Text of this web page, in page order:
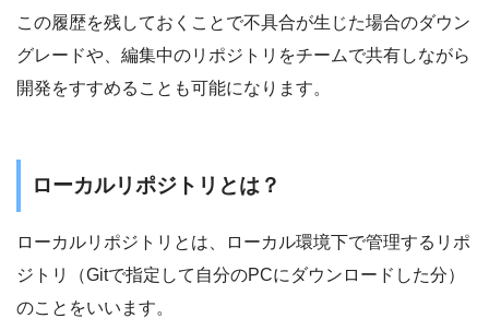
この履歴を残しておくことで不具合が生じた場合のダウン
グレードや、編集中のリポジトリをチームで共有しながら
開発をすすめることも可能になります。
ローカルリポジトリとは？
ローカルリポジトリとは、ローカル環境下で管理するリポ
ジトリ（Gitで指定して自分のPCにダウンロードした分）
のことをいいます。